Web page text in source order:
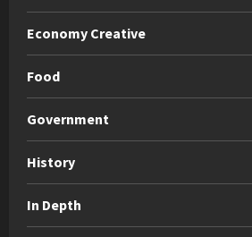
Economy Creative
Food
Government
History
In Depth